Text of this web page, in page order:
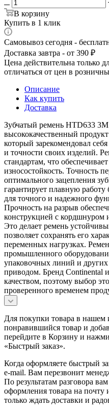
В корзину
Купить в 1 клик
Самовывоз сегодня -
Доставка завтра - от 390 ₽
Цена действительна только
отличаться от цен в
Описание
Как купить
Доставка
Зубчатый ремень HTD633
высококачественный
который зарекомендовал
и точности своих изделий.
стандартам, что
износостойкость. Точность
оптимального зацепления
гарантирует плавную работу
для точного и надежного
Прочность на разрыв
конструкцией с кордшнуром
Это делает ремень
позволяет сохранять его
переменных нагрузках.
промышленного
упаковочных линий и
приводом. Бренд Continental
качеством, поэтому выбор
проверенного временем
Для покупки товара в нашем
понравившийся товар и
перейдите в Корзину и
«Быстрый заказ».
Когда оформляете быстрый
e-mail. Вам перезвонит
По результатам разговора
оформления товара на почту
только ждать доставки и